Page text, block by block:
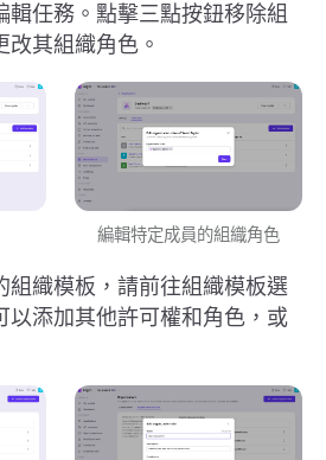
輯任務。點擊三點按鈕移除組
其組織角色。
編輯特定成員的組織角色
組織模板，請前往組織模板選
以添加其他許可權和角色，或